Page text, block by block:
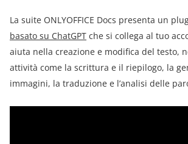
La suite ONLYOFFICE Docs presenta un
basato su ChatGPT che si collega al tuo
aiuta nella creazione e modifica del testo,
attività come la scrittura e il riepilogo, la
immagini, la traduzione e l’analisi delle